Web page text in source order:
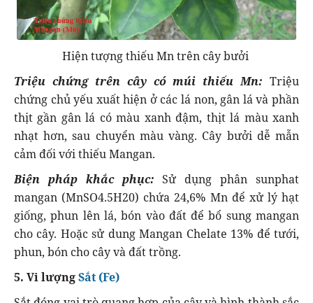
Hiện tượng thiếu Mn trên cây bưởi
Triệu chứng trên cây có múi thiếu Mn: Triệu
chứng chủ yếu xuất hiện ở các lá non, gân lá và phần
thịt gần gân lá có màu xanh đậm, thịt lá màu xanh
nhạt hơn, sau chuyển màu vàng. Cây bưởi dễ mẫn
cảm đối với thiếu Mangan.
Biện pháp khắc phục: Sử dụng phân sunphat
mangan (MnSO4.5H20) chứa 24,6% Mn để xử lý hạt
giống, phun lên lá, bón vào đất để bổ sung mangan
cho cây. Hoặc sử dung Mangan Chelate 13% để tưới,
phun, bón cho cây và đất trồng.
5. Vi lượngSắt (Fe)